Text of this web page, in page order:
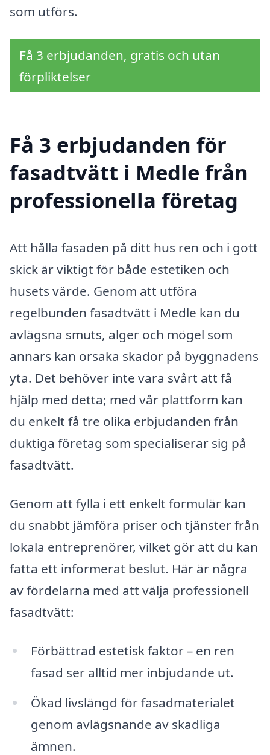
som utförs.
Få 3 erbjudanden, gratis och utan
förpliktelser
Få 3 erbjudanden för
fasadtvätt i Medle från
professionella företag
Att hålla fasaden på ditt hus ren och i gott
skick är viktigt för både estetiken och
husets värde. Genom att utföra
regelbunden fasadtvätt i Medle kan du
avlägsna smuts, alger och mögel som
annars kan orsaka skador på byggnadens
yta. Det behöver inte vara svårt att få
hjälp med detta; med vår plattform kan
du enkelt få tre olika erbjudanden från
duktiga företag som specialiserar sig på
fasadtvätt.
Genom att fylla i ett enkelt formulär kan
du snabbt jämföra priser och tjänster från
lokala entreprenörer, vilket gör att du kan
fatta ett informerat beslut. Här är några
av fördelarna med att välja professionell
fasadtvätt:
Förbättrad estetisk faktor – en ren
fasad ser alltid mer inbjudande ut.
Ökad livslängd för fasadmaterialet
genom avlägsnande av skadliga
ämnen.